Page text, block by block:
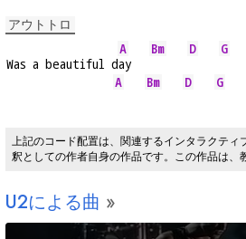
アウトトロ
Was a beautiful d
A
ay
Bm D G
A
Bm D G
上記のコード配置は、関連するインタラクティ
釈としての作者自身の作品です。この作品は、
U2による曲